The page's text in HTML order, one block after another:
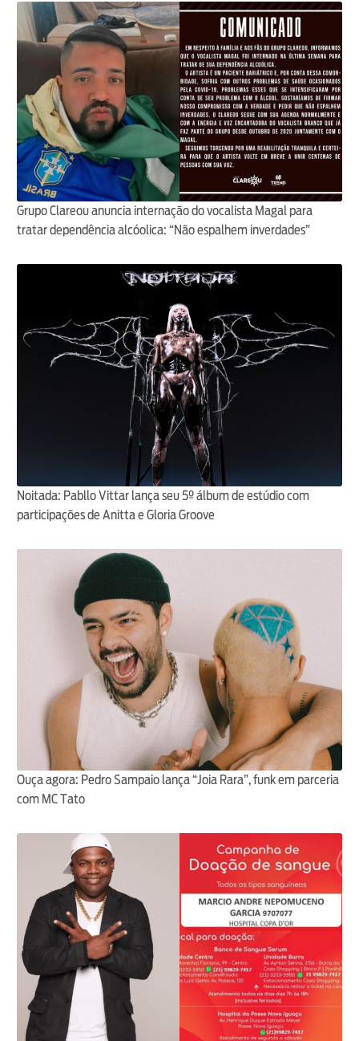
Grupo Clareou anuncia internação do vocalista Magal para
tratar dependência alcóolica: “Não espalhem inverdades”
Noitada: Pabllo Vittar lança seu 5º álbum de estúdio com
participações de Anitta e Gloria Groove
Ouça agora: Pedro Sampaio lança “Joia Rara”, funk em parceria
com MC Tato